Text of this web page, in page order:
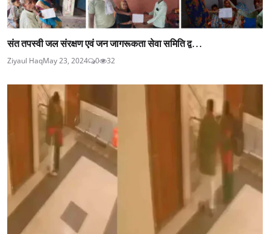
संत तपस्वी जल संरक्षण एवं जन जागरूकता सेवा समिति द्व...
Ziyaul HaqMay 23, 2024 0 32